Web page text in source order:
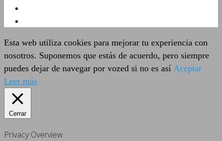
Esta web utiliza cookies para mejorar tu experiencia con
nosotros. Suponemos que estás de acuerdo, pero siempre
puedes dejar de navegar por vozed si no es así Aceptar
Leer más
Cerrar
Privacy Overview